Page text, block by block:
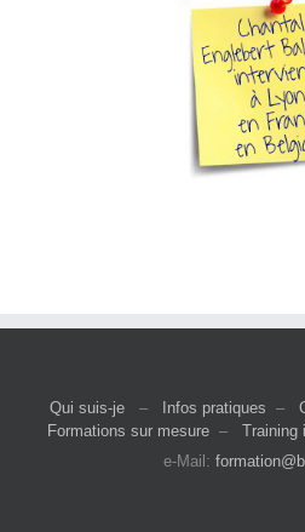
Qui suis-je– Infos pratiques –
Formations sur mesure– Training
e-Mail: